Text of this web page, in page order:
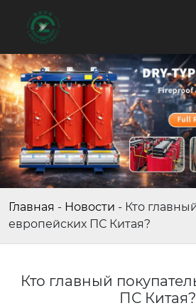
Главная - Новости - Кто
европейских ПС Китая?
Кто главный
ПС Китая?